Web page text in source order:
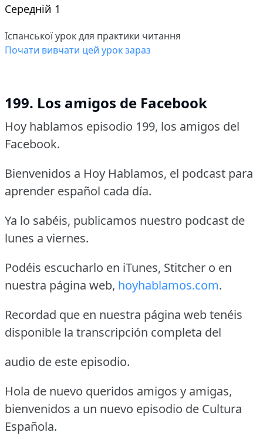
Середній 1
Іспанської урок для практики читання
Почати вивчати цей урок зараз
199. Los amigos de Facebook
Hoy hablamos episodio 199, los amigos del
Facebook.
Bienvenidos a Hoy Hablamos, el podcast para
aprender español cada día.
Ya lo sabéis, publicamos nuestro podcast de
lunes a viernes.
Podéis escucharlo en iTunes, Stitcher o en
nuestra página web, hoyhablamos.com.
Recordad que en nuestra página web tenéis
disponible la transcripción completa del
audio de este episodio.
Hola de nuevo queridos amigos y amigas,
bienvenidos a un nuevo episodio de Cultura
Española.